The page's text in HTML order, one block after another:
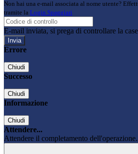
Non hai una e-mail associata al nome utente?
tramite la Login Spaggiari
E-mail inviata, si prega di controllare la
Errore
Chiudi
Successo
Chiudi
Informazione
Chiudi
Attendere...
Attendere il completamento